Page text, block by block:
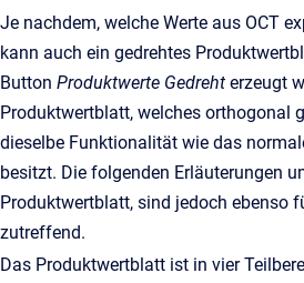
Je nachdem, welche Werte aus OCT
kann auch ein gedrehtes
Button Produktwerte Gedreht erzeugt
Produktwertblatt, welches orthogonal
dieselbe Funktionalität wie das
besitzt. Die folgenden Erläuterungen
Produktwertblatt, sind jedoch ebenso
zutreffend.
Das Produktwertblatt ist in vier